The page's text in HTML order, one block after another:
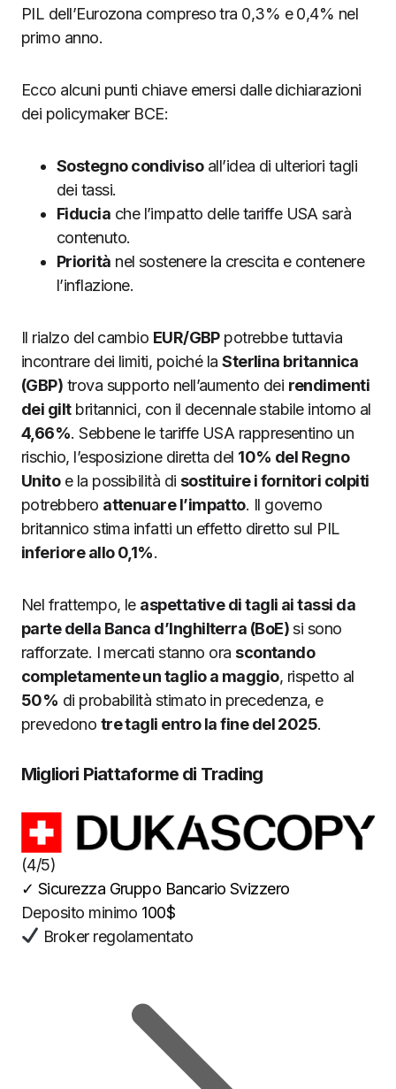
PIL dell’Eurozona compreso tra 0,3% e 0,4% nel
primo anno.
Ecco alcuni punti chiave emersi dalle dichiarazioni
dei policymaker BCE:
Sostegno condivisoall’idea di ulteriori tagli
dei tassi.
Fiducia che l’impatto delle tariffe USA sarà
contenuto.
Priorità nel sostenere la crescita e contenere
l’inflazione.
Il rialzo del cambio EUR/GBPpotrebbe tuttavia
incontrare dei limiti, poiché laSterlina britannica
(GBP) trova supporto nell’aumento dei rendimenti
dei giltbritannici, con il decennale stabile intorno al
4,66%. Sebbene le tariffe USA rappresentino un
rischio, l’esposizione diretta del 10% del Regno
Unitoe la possibilità di sostituire i fornitori colpiti
potrebbero attenuare l’impatto. Il governo
britannico stima infatti un effetto diretto sul PIL
inferiore allo 0,1%.
Nel frattempo, le aspettative di tagli ai tassi da
parte della Banca d’Inghilterra (BoE)si sono
rafforzate. I mercati stanno ora scontando
completamente un taglio a maggio, rispetto al
50% di probabilità stimato in precedenza, e
prevedono tre tagli entro la fine del 2025.
Migliori Piattaforme di Trading
(4/5)
✓ Sicurezza Gruppo Bancario Svizzero
Deposito minimo 100$
Broker regolamentato